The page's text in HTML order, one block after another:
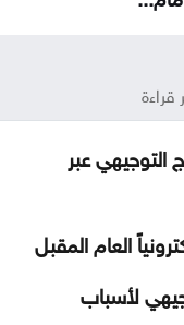
قراءة
التوجيهي عبر
العام المقبل
لأسباب